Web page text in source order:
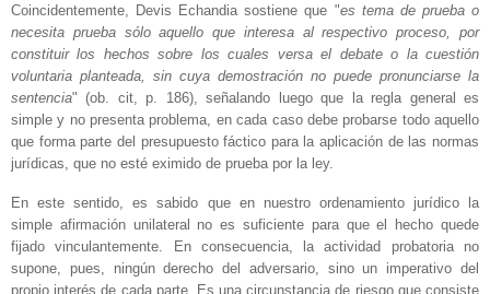
Coincidentemente, Devis Echandia sostiene que "es tema de prueba o
necesita prueba sólo aquello que interesa al respectivo proceso, por
constituir los hechos sobre los cuales versa el debate o la cuestión
voluntaria planteada, sin cuya demostración no puede pronunciarse la
sentencia" (ob. cit, p. 186), señalando luego que la regla general es
simple y no presenta problema, en cada caso debe probarse todo aquello
que forma parte del presupuesto fáctico para la aplicación de las normas
jurídicas, que no esté eximido de prueba por la ley.
En este sentido, es sabido que en nuestro ordenamiento jurídico la
simple afirmación unilateral no es suficiente para que el hecho quede
fijado vinculantemente. En consecuencia, la actividad probatoria no
supone, pues, ningún derecho del adversario, sino un imperativo del
propio interés de cada parte. Es una circunstancia de riesgo que consiste